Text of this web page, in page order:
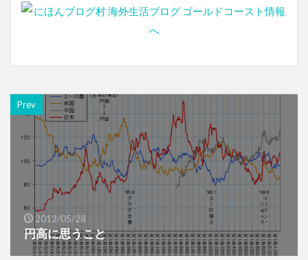
Prev
2012/05/28
円高に思うこと